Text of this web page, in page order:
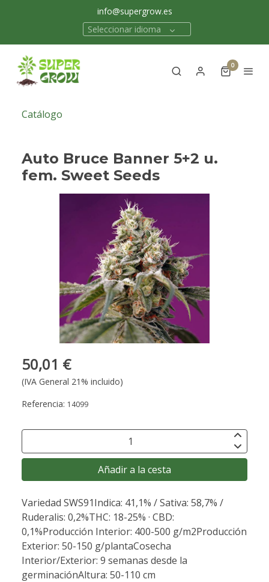
info@supergrow.es
Seleccionar idioma
0
Catálogo
Auto Bruce Banner 5+2 u.
fem. Sweet Seeds
50,01 €
(IVA General 21% incluido)
Referencia: 14099
Añadir a la cesta
Variedad SWS91Indica: 41,1% / Sativa: 58,7% /
Ruderalis: 0,2%THC: 18-25% · CBD:
0,1%Producción Interior: 400-500 g/m2Producción
Exterior: 50-150 g/plantaCosecha
Interior/Exterior: 9 semanas desde la
germinaciónAltura: 50-110 cm